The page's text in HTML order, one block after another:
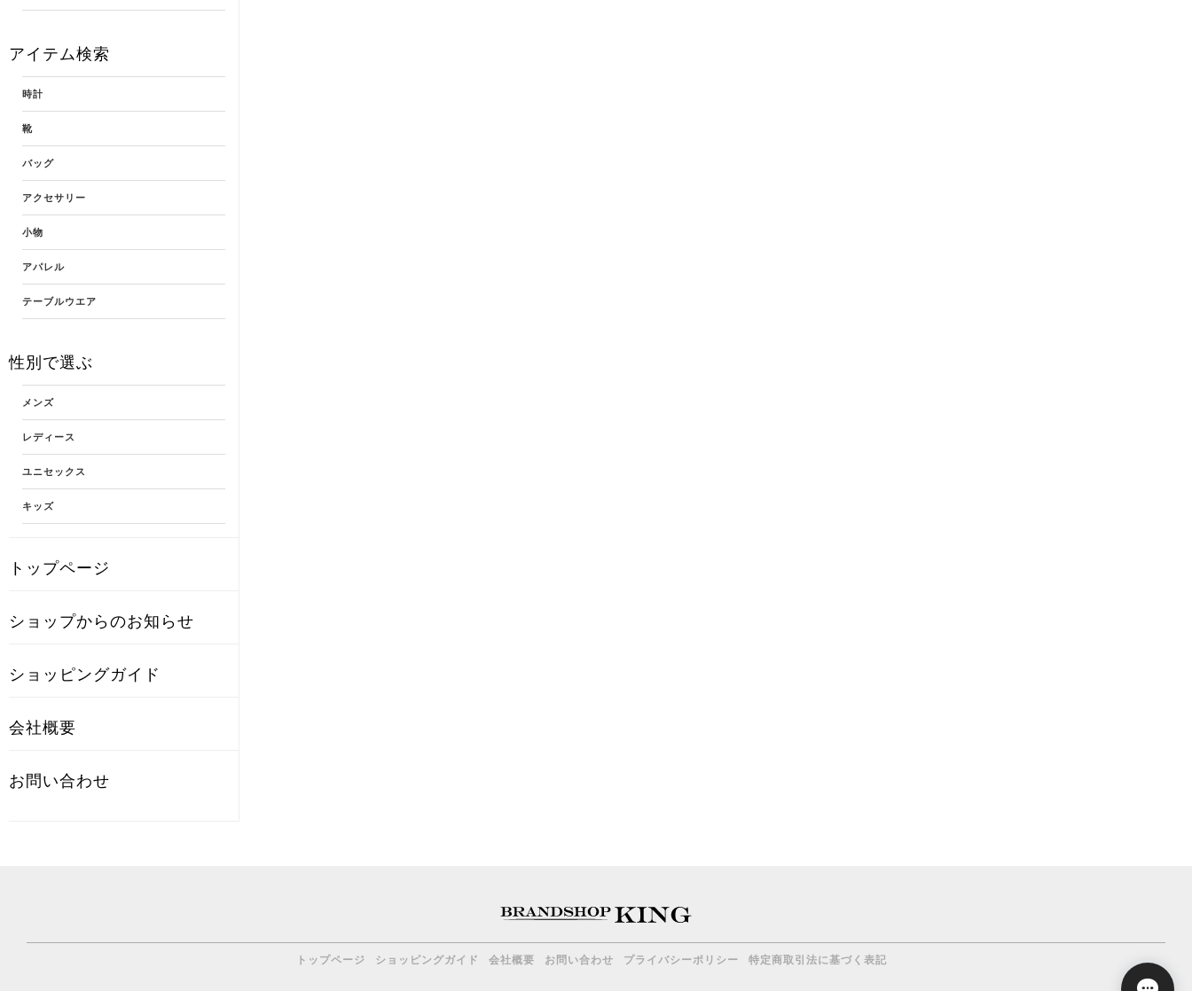
アイテム検索
時計
靴
バッグ
アクセサリー
小物
アパレル
テーブルウエア
性別で選ぶ
メンズ
レディース
ユニセックス
キッズ
トップページ
ショップからのお知らせ
ショッピングガイド
会社概要
お問い合わせ
トップページ ショッピングガイド 会社概要 お問い合わせ プライバシーポリシー 特定商取引法に基づく表記